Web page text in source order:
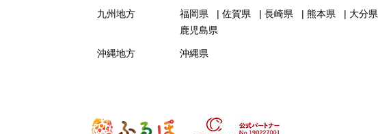
九州地方 福岡県 佐賀県 長崎県 熊本県 大分県
鹿児島県
沖縄地方 沖縄県